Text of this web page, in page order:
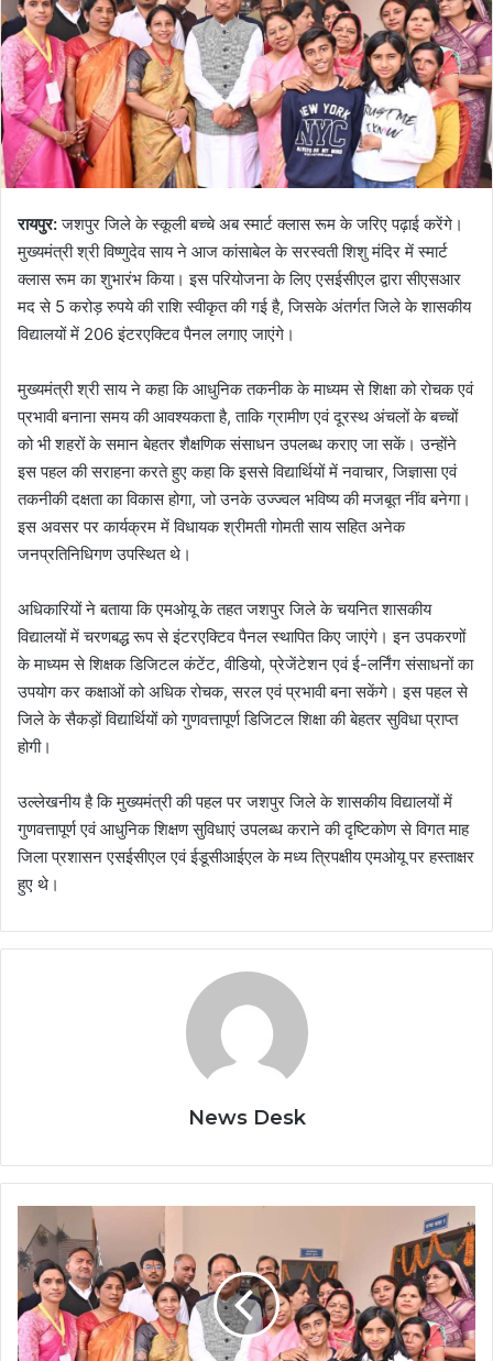
रायपुर:जशपुर जिले के स्कूली बच्चे अब स्मार्ट क्लास रूम के जरिए पढ़ाई करेंगे।
मुख्यमंत्री श्री विष्णुदेव साय ने आज कांसाबेल के सरस्वती शिशु मंदिर में स्मार्ट
क्लास रूम का शुभारंभ किया। इस परियोजना के लिए एसईसीएल द्वारा सीएसआर
मद से 5 करोड़ रुपये की राशि स्वीकृत की गई है, जिसके अंतर्गत जिले के शासकीय
विद्यालयों में 206 इंटरएक्टिव पैनल लगाए जाएंगे।
मुख्यमंत्री श्री साय ने कहा कि आधुनिक तकनीक के माध्यम से शिक्षा को रोचक एवं
प्रभावी बनाना समय की आवश्यकता है, ताकि ग्रामीण एवं दूरस्थ अंचलों के बच्चों
को भी शहरों के समान बेहतर शैक्षणिक संसाधन उपलब्ध कराए जा सकें। उन्होंने
इस पहल की सराहना करते हुए कहा कि इससे विद्यार्थियों में नवाचार, जिज्ञासा एवं
तकनीकी दक्षता का विकास होगा, जो उनके उज्ज्वल भविष्य की मजबूत नींव बनेगा।
इस अवसर पर कार्यक्रम में विधायक श्रीमती गोमती साय सहित अनेक
जनप्रतिनिधिगण उपस्थित थे।
अधिकारियों ने बताया कि एमओयू के तहत जशपुर जिले के चयनित शासकीय
विद्यालयों में चरणबद्ध रूप से इंटरएक्टिव पैनल स्थापित किए जाएंगे। इन उपकरणों
के माध्यम से शिक्षक डिजिटल कंटेंट, वीडियो, प्रेजेंटेशन एवं ई-लर्निंग संसाधनों का
उपयोग कर कक्षाओं को अधिक रोचक, सरल एवं प्रभावी बना सकेंगे। इस पहल से
जिले के सैकड़ों विद्यार्थियों को गुणवत्तापूर्ण डिजिटल शिक्षा की बेहतर सुविधा प्राप्त
होगी।
उल्लेखनीय है कि मुख्यमंत्री की पहल पर जशपुर जिले के शासकीय विद्यालयों में
गुणवत्तापूर्ण एवं आधुनिक शिक्षण सुविधाएं उपलब्ध कराने की दृष्टिकोण से विगत माह
जिला प्रशासन एसईसीएल एवं ईडूसीआईएल के मध्य त्रिपक्षीय एमओयू पर हस्ताक्षर
हुए थे।
News Desk
जिले
के
बच्चे
अब
पढ़ेंगे
स्मार्ट